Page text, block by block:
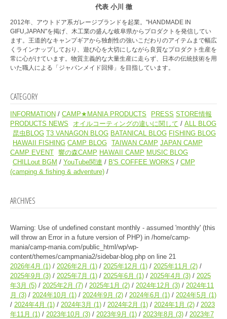
代表 小川 徹
2012年、アウトドア系ガレージブランドを起業。"HANDMADE IN
GIFU,JAPAN"を掲げ、木工業の盛んな岐阜県からプロダクトを発信してい
ます。王道的なキャンプギアから独創性の強いこだわりのアイテムまで幅広
くラインナップしており、遊び心を大切にしながら良質なプロダクト生産を
常に心がけています。物質主義的な大量生産に走らず、日本の伝統技術を用
いた職人による「ジャパンメイド回帰」を目指しています。
CATEGORY
INFORMATION CAMP★MANIA PRODUCTS PRESS STORE情報
PRODUCTS NEWS
オイルコーティングの違いに関して
ALL BLOG
昆虫BLOG T3 VANAGON BLOG BATANICAL BLOG FISHING BLOG
HAWAII FISHING CAMP BLOG TAIWAN CAMP JAPAN CAMP
CAMP EVENT 響の森CAMP HAWAII CAMP MUSIC BLOG
CHILLout BGM
YouTube関連 B'S COFFEE WORKS
CMP
(camping & fishing & adventure)
ARCHIVES
Warning: Use of undefined constant monthly - assumed 'monthly' (this
will throw an Error in a future version of PHP) in /home/camp-
mania/camp-mania.com/public_html/wp/wp-
content/themes/campmania2/sidebar-blog.php on line 21
2026年4月 (1) 2026年2月 (1) 2025年12月 (1) 2025年11月 (2)
2025年9月 (3) 2025年7月 (1) 2025年6月 (1) 2025年4月 (3)
2025
年3月 (5) 2025年2月 (7) 2025年1月 (2) 2024年12月 (3)
2024年11
月 (3) 2024年10月 (1) 2024年9月 (2) 2024年6月 (1) 2024年5月 (1)
2024年4月 (1) 2024年3月 (1) 2024年2月 (1) 2024年1月 (2)
2023
年11月 (1) 2023年10月 (3) 2023年9月 (1) 2023年8月 (3)
2023年7